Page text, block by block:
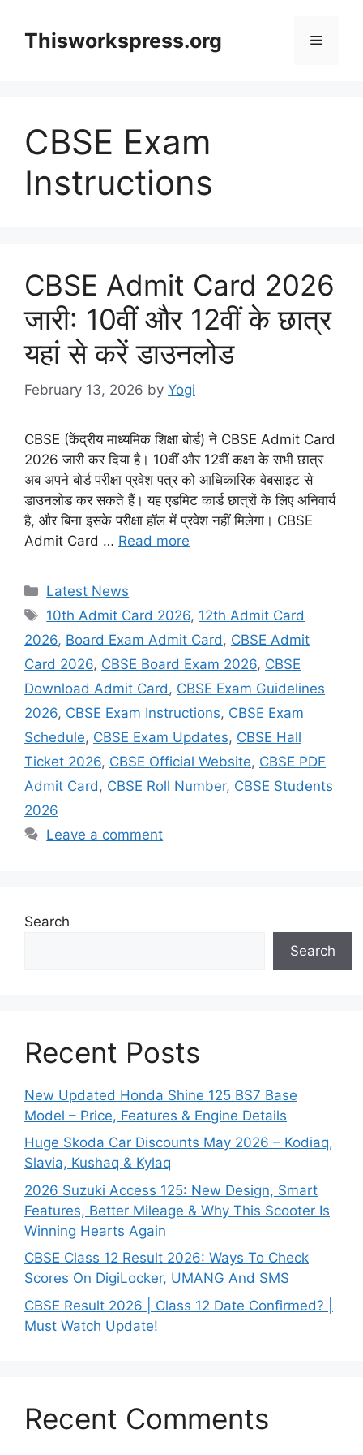
contentThisworkspress.org Menu
CBSE Exam
Instructions
CBSE Admit Card 2026
जारी: 10वीं और 12वीं के छात्र
यहां से करें डाउनलोड
February 13, 2026 by Yogi
CBSE (केंद्रीय माध्यमिक शिक्षा बोर्ड) ने CBSE Admit Card
2026 जारी कर दिया है। 10वीं और 12वीं कक्षा के सभी छात्र
अब अपने बोर्ड परीक्षा प्रवेश पत्र को आधिकारिक वेबसाइट से
डाउनलोड कर सकते हैं। यह एडमिट कार्ड छात्रों के लिए अनिवार्य
है, और बिना इसके परीक्षा हॉल में प्रवेश नहीं मिलेगा। CBSE
Admit Card … Read more
Categories
Latest News
Tags
10th Admit Card 2026, 12th Admit Card
2026, Board Exam Admit Card , CBSE Admit
Card 2026, CBSE Board Exam 2026, CBSE
Download Admit Card , CBSE Exam Guidelines
2026, CBSE Exam Instructions, CBSE Exam
Schedule, CBSE Exam Updates, CBSE Hall
Ticket 2026, CBSE Official Website, CBSE PDF
Admit Card , CBSE Roll Number, CBSE Students
2026
Leave a comment
Search
Search
Recent Posts
New Updated Honda Shine 125 BS7 Base
Model – Price, Features & Engine Details
Huge Skoda Car Discounts May 2026 – Kodiaq,
Slavia, Kushaq & Kylaq
2026 Suzuki Access 125: New Design, Smart
Features, Better Mileage & Why This Scooter Is
Winning Hearts Again
CBSE Class 12 Result 2026: Ways To Check
Scores On DigiLocker, UMANG And SMS
CBSE Result 2026 | Class 12 Date Confirmed? |
Must Watch Update!
Recent Comments